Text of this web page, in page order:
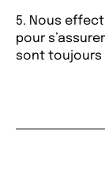
5. Nous
pour
sont toujours